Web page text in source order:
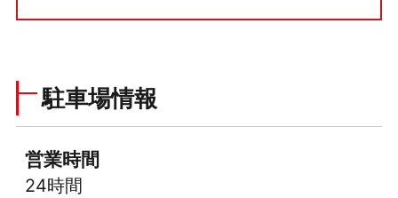
駐車場情報
営業時間
24時間